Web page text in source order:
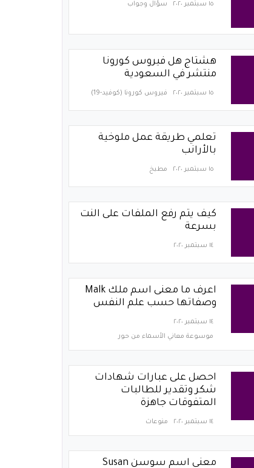
١٥ سبتمبر ٢٠٢٠ سؤال وجواب
هشتاج هل فيروس كورونا
منتشر في السعودية
١٥ سبتمبر ٢٠٢٠ فيروس كورونا (كوفيد-19)‏
تعلمي طريقة عمل ملوخية
بالأرانب
١٥ سبتمبر ٢٠٢٠ مطبخ
كيف يتم رفع الملفات على النت
بسرعة
١٤ سبتمبر ٢٠٢٠
اعرف ما معنى اسم ملك Malk
وصفاتها حسب علم النفس
١٤ سبتمبر ٢٠٢٠
موسوعة معاني الأسماء من حور
احصل على عبارات شهادات
شكر وتقدير للطالبات
المتفوقات جاهزة
١٤ سبتمبر ٢٠٢٠ منوعات
معنى اسم سوسن Susan